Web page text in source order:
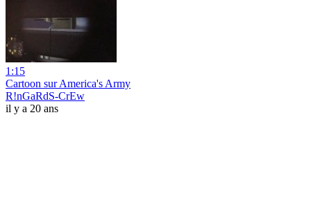
1:15
Cartoon sur America's Army
R!nGaRdS-CrEw
il y a 20 ans